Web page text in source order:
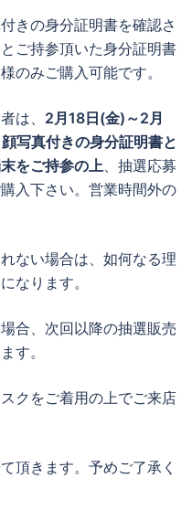
きの身分証明書を確認さ
ご持参頂いた身分証明書
のみご購入可能です。
は、 2月18日(金)～2月
顔写真付きの身分証明書と
をご持参の上、抽選応募
入下さい。営業時間外の
ない場合は、如何なる理
なります。
合、次回以降の抽選販売
す。
クをご着用の上でご来店
頂きます。予めご了承く